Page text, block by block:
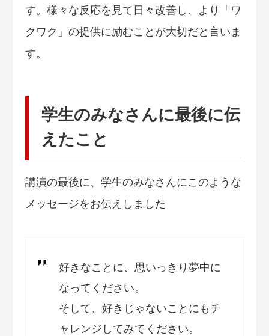
す。様々な反応を見て日々改善し、より「ワ
クワク」の提供に励むことが大切だと言いま
す。
学生のみなさんに最後に伝
えたこと
講演の最後に、学生のみなさんにこのような
メッセージをお伝えしました
好きなことに、思いっきり夢中に
なってください。
そして、好きじゃないことにもチ
ャレンジしてみてください。